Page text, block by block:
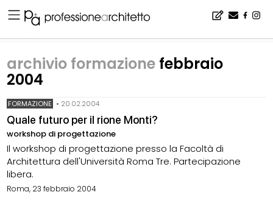
archivio formazione febbraio
2004
FORMAZIONE • 20.02.2004
Quale futuro per il rione Monti?
workshop di progettazione
Il workshop di progettazione presso la Facoltà di
Architettura dell'Università Roma Tre. Partecipazione
libera.
Roma, 23 febbraio 2004